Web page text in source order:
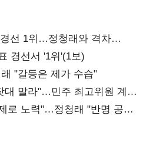
선 1위…정청래와 격차
경선서 '1위'(1보)
"갈등은 제가 수습"
대 말라"…민주 최고위원 계파
로 노력"…정청래 "반명 공세